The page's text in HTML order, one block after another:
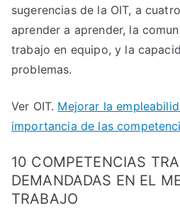
sugerencias de la OIT, a
aprender a aprender, la
trabajo en equipo, y la
problemas.
Ver OIT. Mejorar la
importancia de las
10 COMPETENCIAS
DEMANDADAS EN EL
TRABAJO